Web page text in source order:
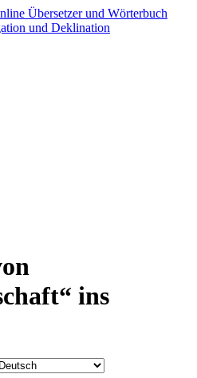
und Deklination
ins